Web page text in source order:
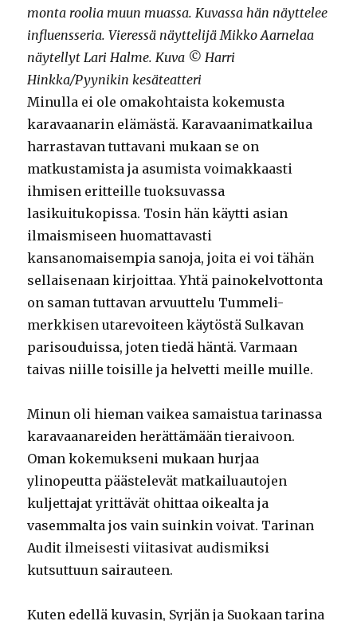
monta roolia muun muassa. Kuvassa hän näyttelee
influensseria. Vieressä näyttelijä Mikko Aarnelaa
näytellyt Lari Halme. Kuva © Harri
Hinkka/Pyynikin kesäteatteri
Minulla ei ole omakohtaista kokemusta
karavaanarin elämästä. Karavaanimatkailua
harrastavan tuttavani mukaan se on
matkustamista ja asumista voimakkaasti
ihmisen eritteille tuoksuvassa
lasikuitukopissa. Tosin hän käytti asian
ilmaismiseen huomattavasti
kansanomaisempia sanoja, joita ei voi tähän
sellaisenaan kirjoittaa. Yhtä painokelvottonta
on saman tuttavan arvuuttelu Tummeli-
merkkisen utarevoiteen käytöstä Sulkavan
parisouduissa, joten tiedä häntä. Varmaan
taivas niille toisille ja helvetti meille muille.
Minun oli hieman vaikea samaistua tarinassa
karavaanareiden herättämään tieraivoon.
Oman kokemukseni mukaan hurjaa
ylinopeutta päästelevät matkailuautojen
kuljettajat yrittävät ohittaa oikealta ja
vasemmalta jos vain suinkin voivat. Tarinan
Audit ilmeisesti viitasivat audismiksi
kutsuttuun sairauteen.
Kuten edellä kuvasin, Syrjän ja Suokaan tarina